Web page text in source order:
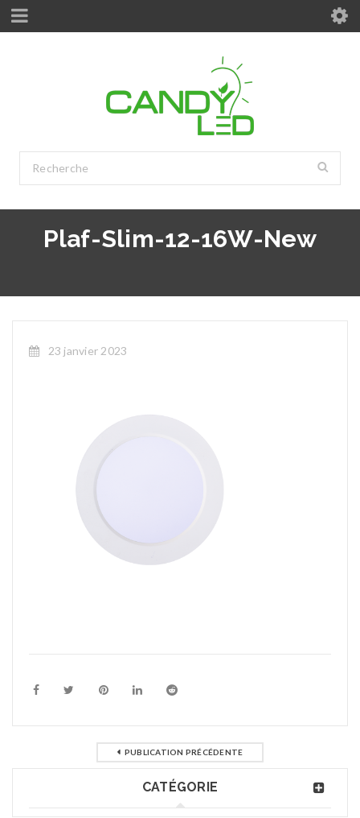
Plaf-Slim-12-16W-New
23 janvier 2023
PUBLICATION PRÉCÉDENTE
CATÉGORIE